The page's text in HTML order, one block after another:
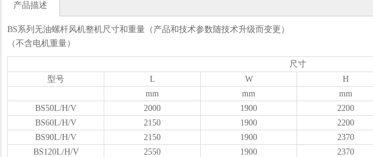
产品描述
BS系列无油螺杆风机整机尺寸和重量（产品和技术参数随技术升级而变更）
（不含电机重量）
尺寸
型号
L W H
mm
mm mm
BS50L/H/V
2000 1900 2200
BS60L/H/V
2150 1900 2200
BS90L/H/V
2150 1900 2370
BS120L/H/V
2550 1900 2370